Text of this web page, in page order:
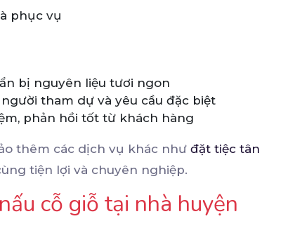
phục vụ
bị nguyên liệu tươi ngon
tham dự và yêu cầu đặc biệt
phản hồi tốt từ khách hàng
thêm các dịch vụ khác như đặt tiệc tân
tiện lợi và chuyên nghiệp.
cỗ giỗ tại nhà huyện